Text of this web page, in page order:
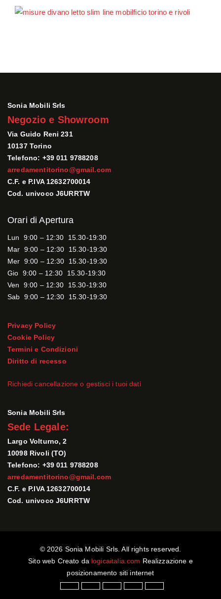
Sonia Mobili Srls
Negozio e Showroom
Via Guido Reni 231
10137 Torino
Telefono: +39 011 9788208
arredamentitorino@gmail.com
C.F. e P.IVA 12632700014
Cod. univoco J6URRTW
Orari di Apertura
Lun 9:00 – 12:30 15.30-19:30
Mar 9:00 – 12:30 15.30-19:30
Mer 9:00 – 12:30 15.30-19:30
Gio 9:00 – 12:30 15.30-19:30
Ven 9:00 – 12:30 15.30-19:30
Sab 9:00 – 12:30 15.30-19:30
Privacy Policy
Cookie Policy
Termini e Condizioni
Diritto di recesso
Richiedi cancellazione o gestisci i tuoi dati
Sonia Mobili Srls
Sede Legale:
Largo Volturno, 2
10098 Rivoli (TO)
Telefono: +39 011 9788208
arredamentitorino@gmail.com
C.F. e P.IVA 12632700014
Cod. univoco J6URRTW
© 2026 Sonia Mobili Srls. All rights reserved.
Sito web Creato da logicaitalia.com Realizzazione e
posizionamento siti internet